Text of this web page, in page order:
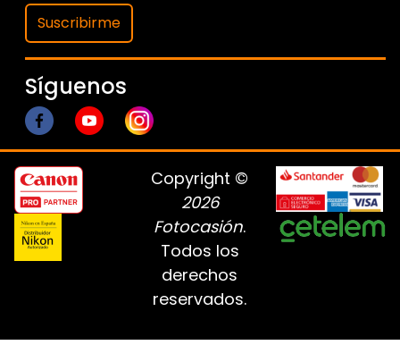
Suscribirme
Síguenos
Copyright ©
2026
Fotocasión.
Todos los
derechos
reservados.